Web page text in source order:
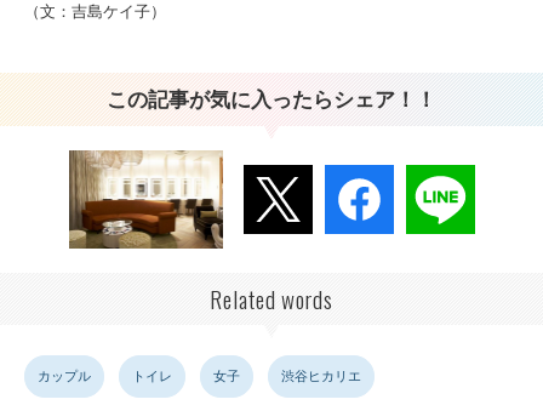
（文：吉島ケイ子）
この記事が気に入ったらシェア！！
Related words
カップル トイレ 女子 渋谷ヒカリエ